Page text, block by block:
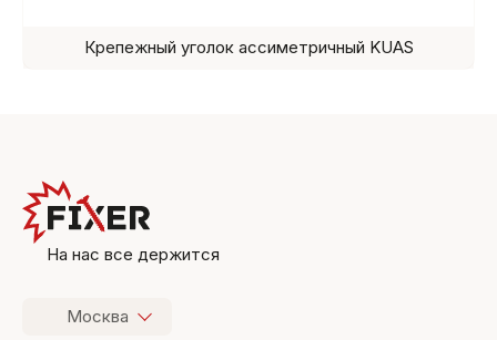
Крепежный уголок ассиметричный KUAS
На нас все держится
Москва